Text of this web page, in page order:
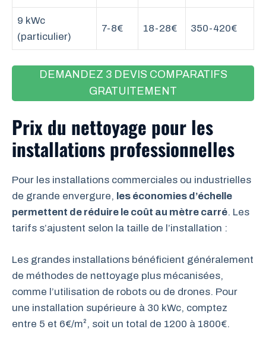
9 kWc
(particulier)
7-8€ 18-28€ 350-420€
DEMANDEZ 3 DEVIS COMPARATIFS
GRATUITEMENT
Prix du nettoyage pour les
installations professionnelles
Pour les installations commerciales ou industrielles
de grande envergure, les économies d’échelle
permettent de réduire le coût au mètre carré. Les
tarifs s’ajustent selon la taille de l’installation :
Les grandes installations bénéficient généralement
de méthodes de nettoyage plus mécanisées,
comme l’utilisation de robots ou de drones. Pour
une installation supérieure à 30 kWc, comptez
entre 5 et 6€/m², soit un total de 1200 à 1800€.